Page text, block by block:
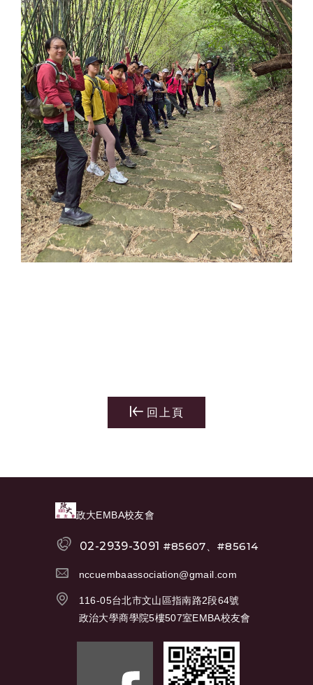
回上頁
政大EMBA校友會
02-2939-3091 #85607、#85614
nccuembaassociation@gmail.com
116-05台北市文山區指南路2段64號
政治大學商學院5樓507室EMBA校友會